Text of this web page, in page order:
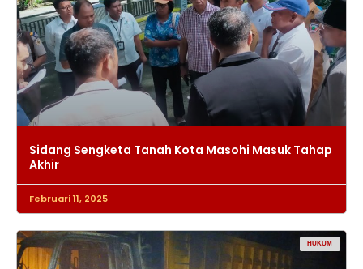
Sidang Sengketa Tanah Kota Masohi Masuk Tahap
Akhir
Februari 11, 2025
HUKUM